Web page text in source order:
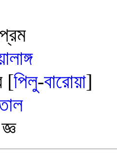
[পিলু-বারোয়া]
জ্ঞ